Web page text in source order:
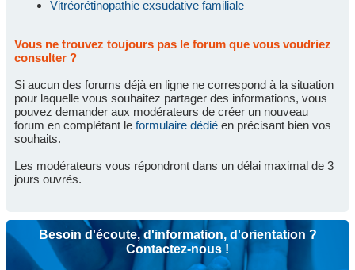
Vitréorétinopathie exsudative familiale
Vous ne trouvez toujours pas le forum que vous voudriez
consulter ?
Si aucun des forums déjà en ligne ne correspond à la situation
pour laquelle vous souhaitez partager des informations, vous
pouvez demander aux modérateurs de créer un nouveau
forum en complétant le formulaire dédié en précisant bien vos
souhaits.
Les modérateurs vous répondront dans un délai maximal de 3
jours ouvrés.
Besoin d'écoute, d'information, d'orientation ?
Contactez-nous !